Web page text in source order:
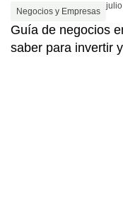
Negocios y Empresas
Guía de negocios
saber para invertir